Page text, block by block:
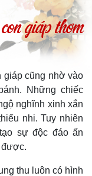
giáp thơm
giáp cũng nhờ vào
Những chiếc
nghĩnh xinh xắn
nhi. Tuy nhiên
sự độc đáo ấn
được.
thu luôn có hình